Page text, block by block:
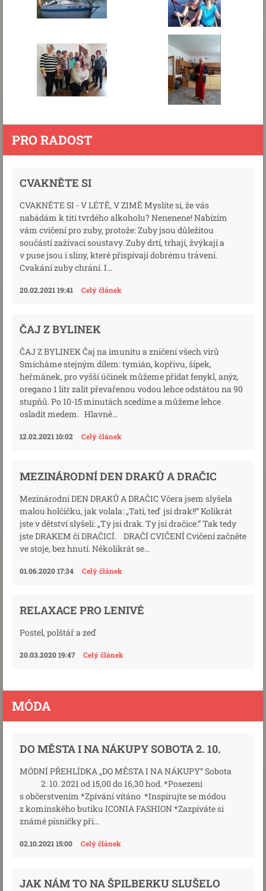
PRO RADOST
CVAKNĚTE SI
CVAKNĚTE SI - V LÉTĚ, V ZIMĚ Myslíte si, že vás
nabádám k tití tvrdého alkoholu? Nenenene! Nabízím
vám cvičení pro zuby, protože: Zuby jsou důležitou
součástí zažívací soustavy. Zuby drtí, trhají, žvýkají a
v puse jsou i sliny, které přispívají dobrému trávení.
Cvakání zuby chrání. I...
20.02.2021 19:41 Celý článek
ČAJ Z BYLINEK
ČAJ Z BYLINEK Čaj na imunitu a zničení všech virů
Smícháme stejným dílem: tymián, kopřivu, šípek,
heřmánek, pro vyšší účinek můžeme přidat fenykl, anýz,
oregano 1 litr zalít převařenou vodou lehce odstátou na 90
stupňů. Po 10-15 minutách scedíme a můžeme lehce
osladit medem. Hlavně...
12.02.2021 10:02 Celý článek
MEZINÁRODNÍ DEN DRAKŮ A DRAČIC
Mezinárodní DEN DRAKŮ A DRAČIC Včera jsem slyšela
malou holčičku, jak volala: „Tati, teď jsi drak!!“ Kolikrát
jste v dětství slyšeli: „Ty jsi drak. Ty jsi dračice.“ Tak tedy
jste DRAKEM či DRAČICÍ. DRAČÍ CVIČENÍ Cvičení začněte
ve stoje, bez hnutí. Několikrát se...
01.06.2020 17:34 Celý článek
RELAXACE PRO LENIVÉ
Postel, polštář a zeď
20.03.2020 19:47 Celý článek
MÓDA
DO MĚSTA I NA NÁKUPY SOBOTA 2. 10.
MÓDNÍ PŘEHLÍDKA „DO MĚSTA I NA NÁKUPY“ Sobota
2. 10. 2021 od 15,00 do 16,30 hod. *Posezení
s občerstvením *Zpívání vítáno *Inspirujte se módou
z komínského butiku ICONIA FASHION *Zazpíváte si
známé písničky při...
02.10.2021 15:00 Celý článek
JAK NÁM TO NA ŠPILBERKU SLUŠELO